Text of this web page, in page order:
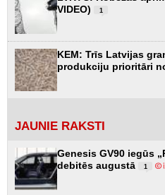
VIDEO)
1
KEM: Trīs Latvijas
produkciju prioritāri
JAUNIE RAKSTI
Genesis GV90 iegūs
debitēs augustā
1